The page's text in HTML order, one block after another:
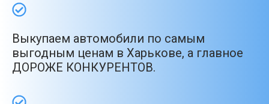
Выкупаем автомобили по самым
выгодным ценам в Харькове, а главное
ДОРОЖЕ КОНКУРЕНТОВ.